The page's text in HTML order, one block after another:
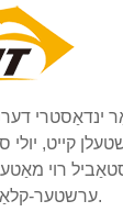
מער ווי 12 יאָר
קייט,
רוי
ערשטער-קלאַס פּראָדוקציע באַזע.